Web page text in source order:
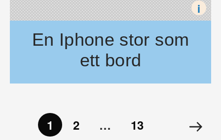
i
En Iphone stor som
ett bord
Tycker du att din Iphone är för liten, är fingrarna helt enkelt
1 2 … 13